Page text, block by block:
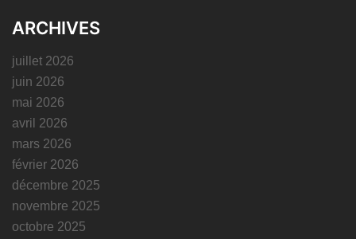
ARCHIVES
juillet 2026
juin 2026
mai 2026
avril 2026
mars 2026
février 2026
décembre 2025
novembre 2025
octobre 2025